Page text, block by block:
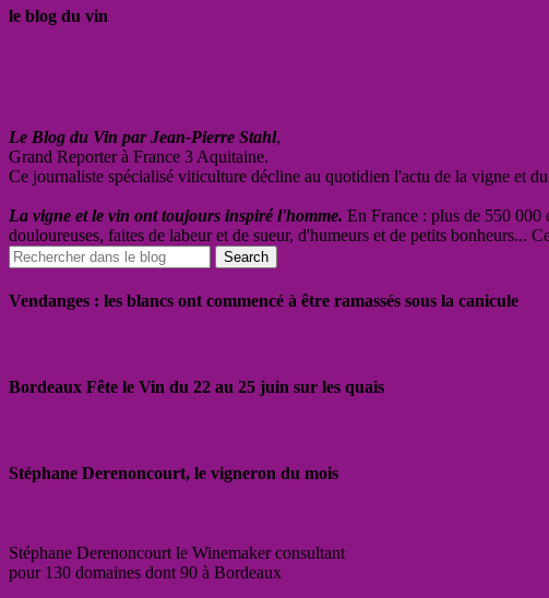
le blog du vin
Le Blog du Vin par Jean-Pierre Stahl,
Grand Reporter à France 3 Aquitaine.
Ce journaliste spécialisé viticulture décline au quotidien l'actu de la vigne et
La vigne et le vin ont toujours inspiré l'homme. En France : plus de 550 000
douloureuses, faites de labeur et de sueur, d'humeurs et de petits
Vendanges : les blancs ont commencé à être ramassés sous la canicule
Bordeaux Fête le Vin du 22 au 25 juin sur les quais
Stéphane Derenoncourt, le vigneron du mois
Stéphane Derenoncourt le Winemaker consultant
pour 130 domaines dont 90 à Bordeaux